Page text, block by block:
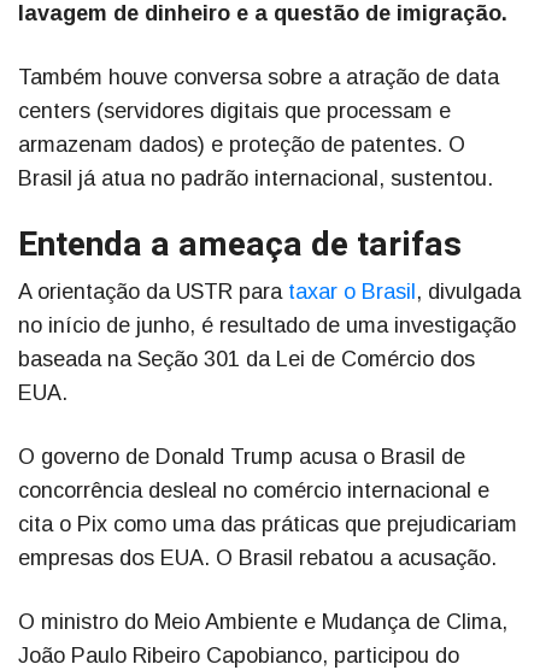
lavagem de dinheiro e a questão de imigração.
Também houve conversa sobre a atração de data
centers (servidores digitais que processam e
armazenam dados) e proteção de patentes. O
Brasil já atua no padrão internacional, sustentou.
Entenda a ameaça de tarifas
A orientação da USTR para taxar o Brasil , divulgada
no início de junho, é resultado de uma investigação
baseada na Seção 301 da Lei de Comércio dos
EUA.
O governo de Donald Trump acusa o Brasil de
concorrência desleal no comércio internacional e
cita o Pix como uma das práticas que prejudicariam
empresas dos EUA. O Brasil rebatou a acusação.
O ministro do Meio Ambiente e Mudança de Clima,
João Paulo Ribeiro Capobianco, participou do